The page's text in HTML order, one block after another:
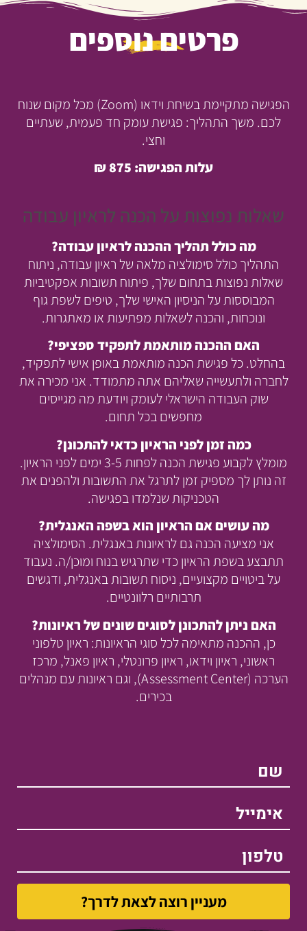
פרטים נוספים
הפגישה מתקיימת בשיחת וידאו (Zoom) מכל מקום שנוח
לכם. משך התהליך: פגישת עומק חד פעמית, שעתיים
וחצי.
עלות הפגישה: 875 ₪
שאלות נפוצות על הכנה לראיון עבודה
מה כולל תהליך ההכנה לראיון עבודה?
התהליך כולל סימולציה מלאה של ראיון עבודה, ניתוח
שאלות נפוצות בתחום שלך, פיתוח תשובות אפקטיביות
המבוססות על הניסיון האישי שלך, טיפים לשפת גוף
ונוכחות, והכנה לשאלות מפתיעות או מאתגרות.
האם ההכנה מותאמת לתפקיד ספציפי?
בהחלט. כל פגישת הכנה מותאמת באופן אישי לתפקיד,
לחברה ולתעשייה שאליהם אתה מתמודד. אני מכירה את
שוק העבודה הישראלי לעומק ויודעת מה מגייסים
מחפשים בכל תחום.
כמה זמן לפני הראיון כדאי להתכונן?
מומלץ לקבוע פגישת הכנה לפחות 3-5 ימים לפני הראיון.
זה נותן לך מספיק זמן לתרגל את התשובות ולהפנים את
הטכניקות שנלמדו בפגישה.
מה עושים אם הראיון הוא בשפה האנגלית?
אני מציעה הכנה גם לראיונות באנגלית. הסימולציה
תתבצע בשפת הראיון כדי שתרגיש בנוח ומוכן/ה. נעבוד
על ביטויים מקצועיים, ניסוח תשובות באנגלית, ודגשים
תרבותיים רלוונטיים.
האם ניתן להתכונן לסוגים שונים של ראיונות?
כן, ההכנה מתאימה לכל סוגי הראיונות: ראיון טלפוני
ראשוני, ראיון וידאו, ראיון פרונטלי, ראיון פאנל, מרכז
הערכה (Assessment Center), וגם ראיונות עם מנהלים
בכירים.
שם
אימייל
טלפון
מעניין רוצה לצאת לדרך?